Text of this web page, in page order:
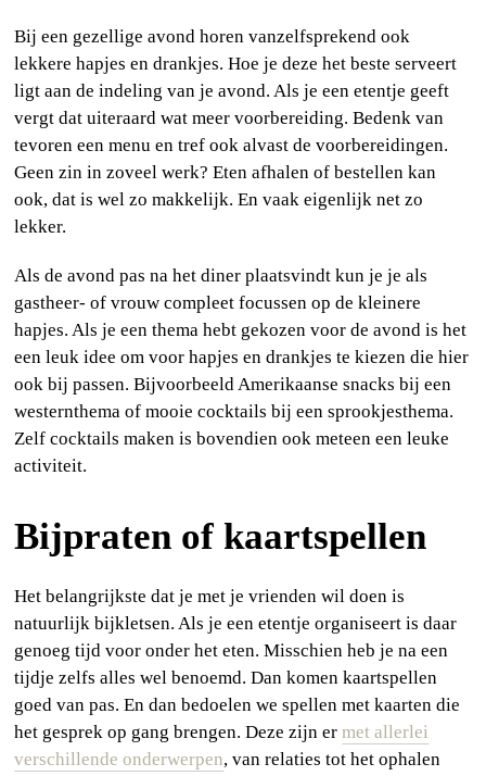
Bij een gezellige avond horen vanzelfsprekend ook
lekkere hapjes en drankjes. Hoe je deze het beste serveert
ligt aan de indeling van je avond. Als je een etentje geeft
vergt dat uiteraard wat meer voorbereiding. Bedenk van
tevoren een menu en tref ook alvast de voorbereidingen.
Geen zin in zoveel werk? Eten afhalen of bestellen kan
ook, dat is wel zo makkelijk. En vaak eigenlijk net zo
lekker.
Als de avond pas na het diner plaatsvindt kun je je als
gastheer- of vrouw compleet focussen op de kleinere
hapjes. Als je een thema hebt gekozen voor de avond is het
een leuk idee om voor hapjes en drankjes te kiezen die hier
ook bij passen. Bijvoorbeeld Amerikaanse snacks bij een
westernthema of mooie cocktails bij een sprookjesthema.
Zelf cocktails maken is bovendien ook meteen een leuke
activiteit.
Bijpraten of kaartspellen
Het belangrijkste dat je met je vrienden wil doen is
natuurlijk bijkletsen. Als je een etentje organiseert is daar
genoeg tijd voor onder het eten. Misschien heb je na een
tijdje zelfs alles wel benoemd. Dan komen kaartspellen
goed van pas. En dan bedoelen we spellen met kaarten die
het gesprek op gang brengen. Deze zijn ermet allerlei
verschillende onderwerpen, van relaties tot het ophalen